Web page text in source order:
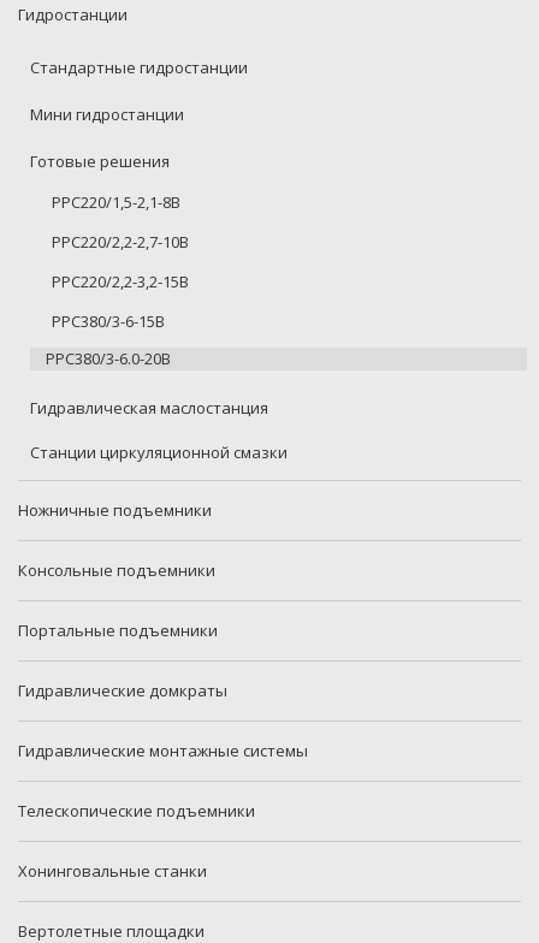
Гидростанции
Стандартные гидростанции
Мини гидростанции
Готовые решения
PPC220/1,5-2,1-8B
PPC220/2,2-2,7-10B
PPC220/2,2-3,2-15B
PPC380/3-6-15B
PPC380/3-6.0-20B
Гидравлическая маслостанция
Станции циркуляционной смазки
Ножничные подъемники
Консольные подъемники
Портальные подъемники
Гидравлические домкраты
Гидравлические монтажные системы
Телескопические подъемники
Хонинговальные станки
Вертолетные площадки